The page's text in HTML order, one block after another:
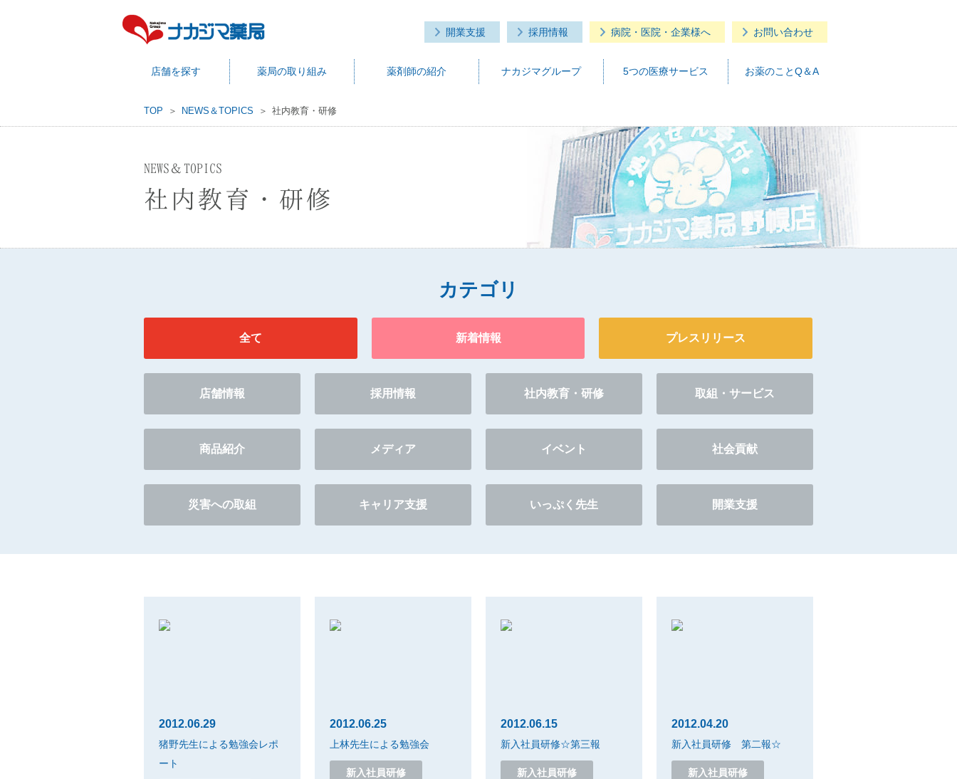
店舗を探す 薬局の取り組み 薬剤師の紹介 ナカジマグループ 5つの医療サービス お薬のことQ＆A
開業支援 採用情報 病院・医院・企業様へ お問い合わせ
TOP NEWS＆TOPICS 社内教育・研修
NEWS＆TOPICS
社内教育・研修
カテゴリ
全て 新着情報 プレスリリース
店舗情報 採用情報 社内教育・研修 取組・サービス
商品紹介 メディア イベント 社会貢献
災害への取組 キャリア支援 いっぷく先生 開業支援
2012.06.29
猪野先生による勉強会レポ
ート
2012.06.25
上林先生による勉強会
新入社員研修
2012.06.15
新入社員研修☆第三報
新入社員研修
2012.04.20
新入社員研修 第二報☆
新入社員研修